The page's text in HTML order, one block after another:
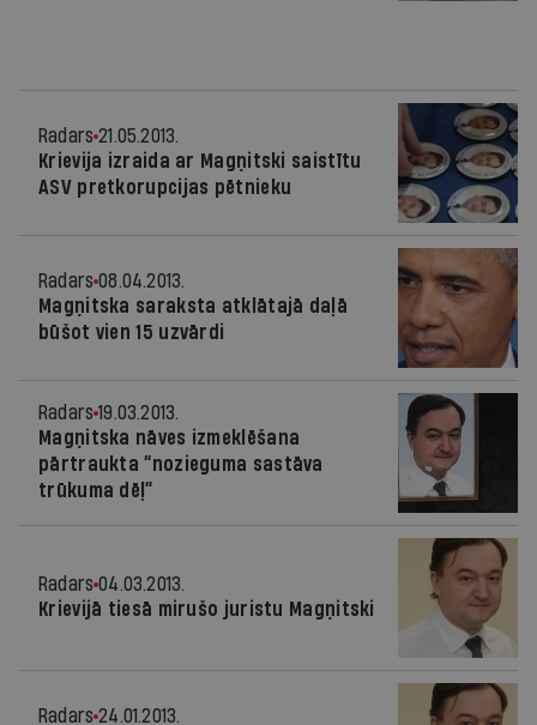
Radars 21.05.2013.
Krievija izraida ar Magņitski saistītu
ASV pretkorupcijas pētnieku
Radars 08.04.2013.
Magņitska saraksta atklātajā daļā
būšot vien 15 uzvārdi
Radars 19.03.2013.
Magņitska nāves izmeklēšana
pārtraukta “nozieguma sastāva
trūkuma dēļ”
Radars 04.03.2013.
Krievijā tiesā mirušo juristu Magņitski
Radars 24.01.2013.